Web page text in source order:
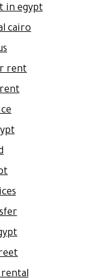
in egypt
cairo
rent
rental